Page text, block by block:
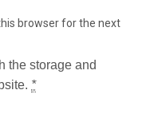
browser for the next
the storage and
*